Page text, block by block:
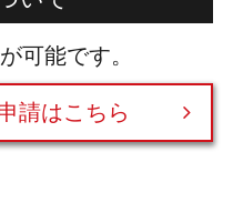
可能です。
請はこちら